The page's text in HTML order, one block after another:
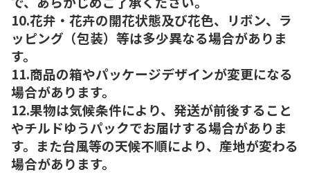
10.花弁・花卉の開花状態及び花色、リボン、ラ
ッピング（包装）等は多少異なる場合がありま
す。
11.商品の箱やパッケージデザインが変更になる
場合があります。
12.果物は気候条件により、発送が前後すること
やチルドゆうパックでお届けする場合がありま
す。また台風等の天候不順により、産地が変わる
場合があります。